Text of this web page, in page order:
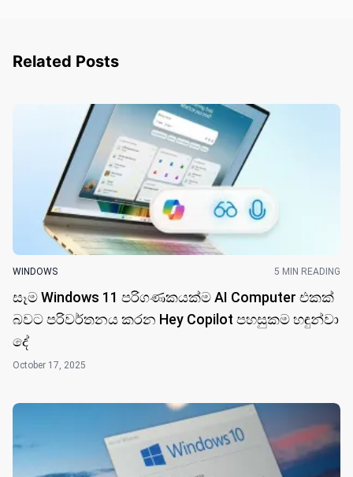
Related Posts
WINDOWS 5 MIN READING
සෑම Windows 11 පරිගණකයක්ම AI Computer එකක්
බවට පරිවර්තනය කරන Hey Copilot පහසුකම හඳුන්වා
​දේ
October 17, 2025